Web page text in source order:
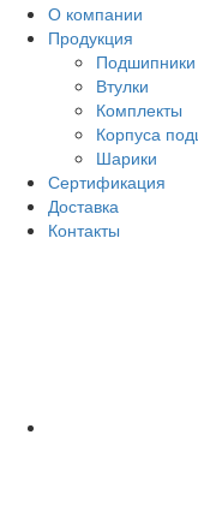
О компании
Продукция
Подшипники
Втулки
Комплекты
Корпуса
Шарики
Сертификация
Доставка
Контакты